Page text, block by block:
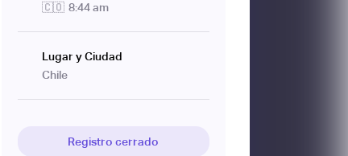
🇨🇴 8:44 am
Lugar y Ciudad
Chile
Registro cerrado